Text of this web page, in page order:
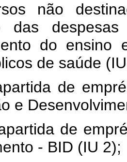
não
das
do
de saúde
de
e
de
- BID (IU 2);